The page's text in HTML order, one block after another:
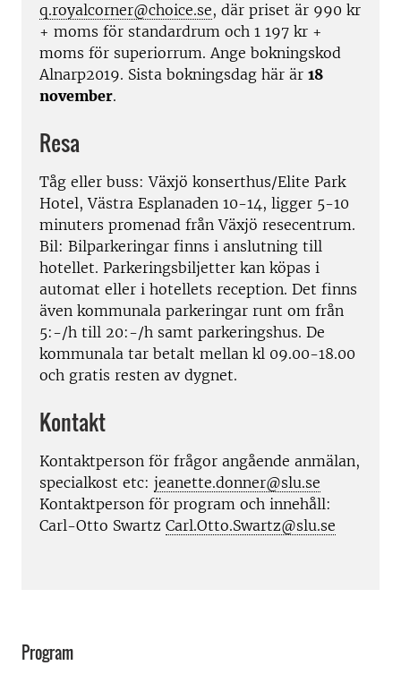
q.royalcorner@choice.se, där priset är 990 kr
+ moms för standardrum och 1 197 kr +
moms för superiorrum. Ange bokningskod
Alnarp2019. Sista bokningsdag här är 18
november.
Resa
Tåg eller buss: Växjö konserthus/Elite Park
Hotel, Västra Esplanaden 10-14, ligger 5-10
minuters promenad från Växjö resecentrum.
Bil: Bilparkeringar finns i anslutning till
hotellet. Parkeringsbiljetter kan köpas i
automat eller i hotellets reception. Det finns
även kommunala parkeringar runt om från
5:-/h till 20:-/h samt parkeringshus. De
kommunala tar betalt mellan kl 09.00-18.00
och gratis resten av dygnet.
Kontakt
Kontaktperson för frågor angående anmälan,
specialkost etc: jeanette.donner@slu.se
Kontaktperson för program och innehåll:
Carl-Otto Swartz Carl.Otto.Swartz@slu.se
Program